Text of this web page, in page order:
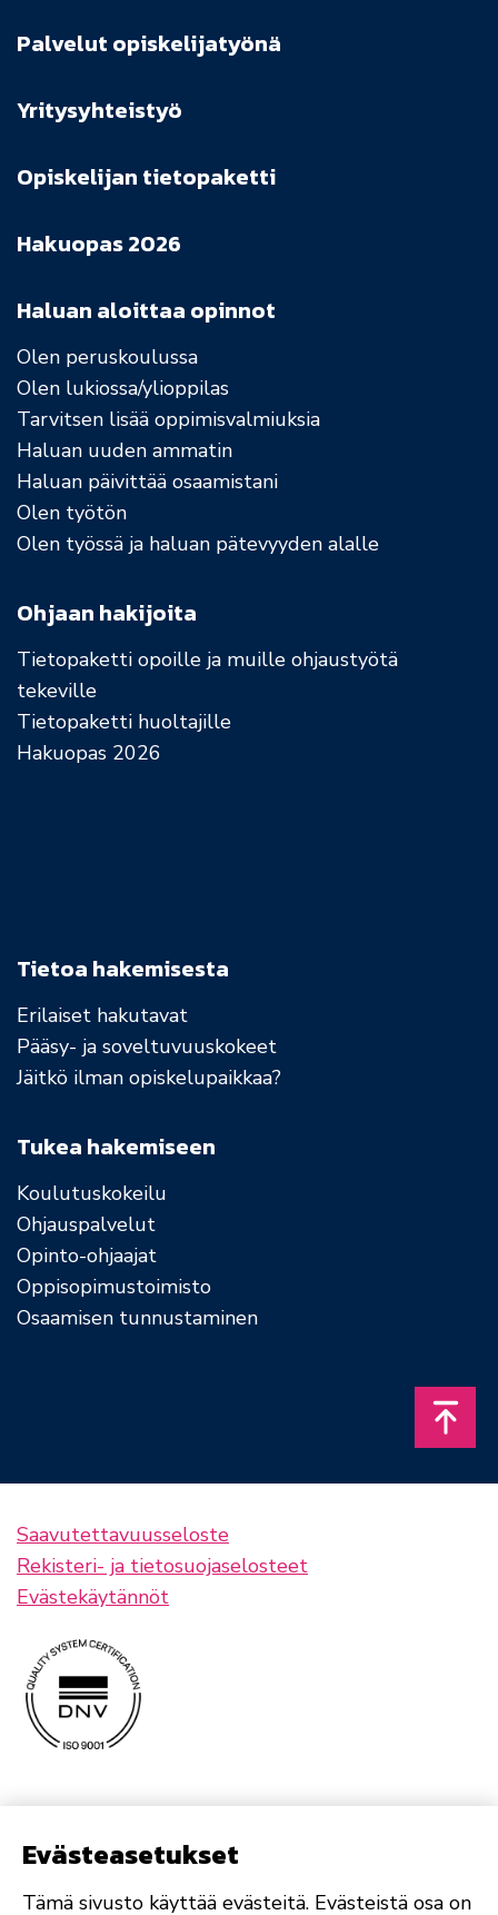
Haluan aloittaa opinnot
Olen peruskoulussa
Olen lukiossa/ylioppilas
Tarvitsen lisää oppimisvalmiuksia
Haluan uuden ammatin
Haluan päivittää osaamistani
Olen työtön
Olen työssä ja haluan pätevyyden alalle
Ohjaan hakijoita
Tietopaketti opoille ja muille ohjaustyötä
tekeville
Tietopaketti huoltajille
Hakuopas 2026
Tietoa hakemisesta
Erilaiset hakutavat
Pääsy- ja soveltuvuuskokeet
Jäitkö ilman opiskelupaikkaa?
Tukea hakemiseen
Koulutuskokeilu
Ohjauspalvelut
Opinto-ohjaajat
Oppisopimustoimisto
Osaamisen tunnustaminen
Palvelut opiskelijatyönä
Yritysyhteistyö
Opiskelijan tietopaketti
Hakuopas 2026
Saavutettavuusseloste
Rekisteri- ja tietosuojaselosteet
Evästekäytännöt
Evästeasetukset
Tämä sivusto käyttää evästeitä. Evästeistä osa on